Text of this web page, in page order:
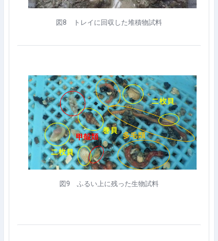
図8 トレイに回収した堆積物試料
図9 ふるい上に残った生物試料